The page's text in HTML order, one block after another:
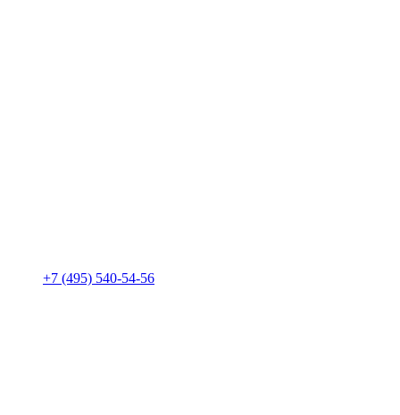
+7 (495) 540-54-56